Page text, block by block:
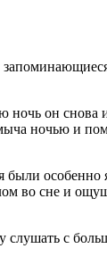
он снова и
ночью и
были
во сне и
с